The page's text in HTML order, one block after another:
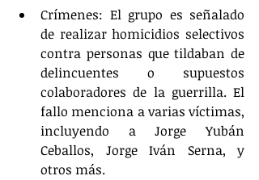
Crímenes: El grupo es señalado
de realizar homicidios selectivos
contra personas que tildaban de
delincuentes o supuestos
colaboradores de la guerrilla. El
fallo menciona a varias víctimas,
incluyendo a Jorge Yubán
Ceballos, Jorge Iván Serna, y
otros más.